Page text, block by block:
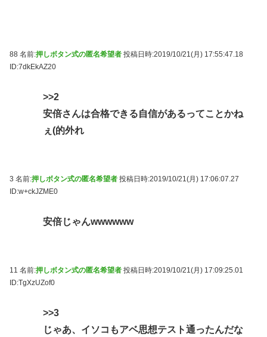
88 名前:押しボタン式の匿名希望者 投稿日時:2019/10/21(月) 17:55:47.18
ID:7dkEkAZ20
>>2
安倍さんは合格できる自信があるってことかね
ぇ(的外れ
3 名前:押しボタン式の匿名希望者 投稿日時:2019/10/21(月) 17:06:07.27
ID:w+ckJZME0
安倍じゃんwwwwww
11 名前:押しボタン式の匿名希望者 投稿日時:2019/10/21(月) 17:09:25.01
ID:TgXzUZof0
>>3
じゃあ、イソコもアベ思想テスト通ったんだな